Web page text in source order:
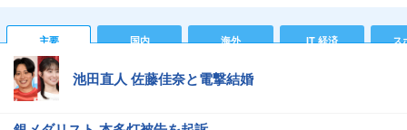
主要 国内 海外 IT 経済 ス
池田直人 佐藤佳奈と電撃結婚